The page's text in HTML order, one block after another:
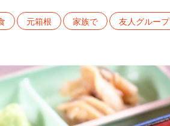
元箱根 家族で 友人グルー